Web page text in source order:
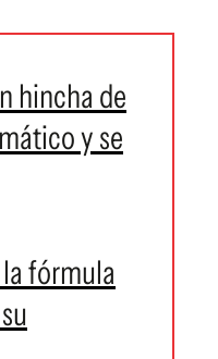
hincha de
y se
fórmula